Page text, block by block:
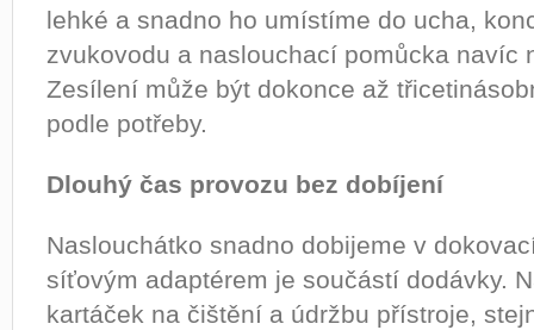
lehké a snadno ho umístíme do ucha,
zvukovodu a naslouchací pomůcka navíc
Zesílení může být dokonce až
podle potřeby.
Dlouhý čas provozu bez dobíjení
Naslouchátko snadno dobijeme v
síťovým adaptérem je součástí dodávky.
kartáček na čištění a údržbu přístroje,